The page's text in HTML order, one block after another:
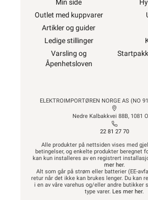
Min side
Outlet med kuppvarer
Artikler og guider
Ledige stillinger
Varsling og
Åpenhetsloven
ELEKTROIMPORTØREN NORGE AS (NO
Nedre Kalbakkvei 88B, 1081
22 81 27 70
Alle produkter på nettsiden vises med
betingelser, og enkelte produkter beregnet
kan kun installeres av en registrert
mer her.
Alt som går på strøm eller batterier (EE-
retur når det ikke kan brukes lenger. Du kan
i en av våre varehus og/eller andre butikker
type varer. Les mer her.